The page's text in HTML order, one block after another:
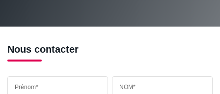
Nous contacter
Prénom* NOM*